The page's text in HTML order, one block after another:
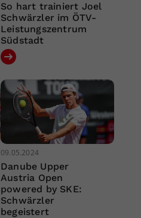
So hart trainiert Joel
Schwärzler im ÖTV-
Leistungszentrum
Südstadt
09.05.2024
Danube Upper
Austria Open
powered by SKE:
Schwärzler
begeistert